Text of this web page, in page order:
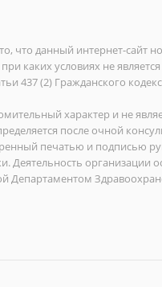
что данный интернет-сайт
каких условиях не
437 (2) Гражданского
характер и не
после очной
печатью и подписью
Деятельность организации
Департаментом